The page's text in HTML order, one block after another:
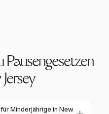
Pausengesetzen
Minderjährige in New